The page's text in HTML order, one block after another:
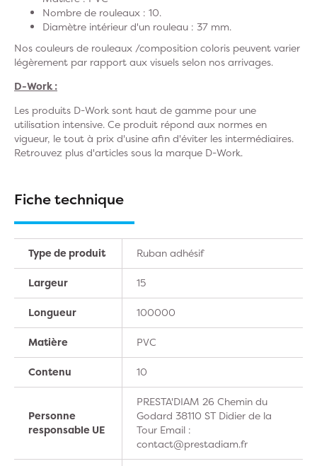
Nombre de rouleaux : 10.
Diamètre intérieur d'un rouleau : 37 mm.
Nos couleurs de rouleaux /composition coloris peuvent varier
légèrement par rapport aux visuels selon nos arrivages.
D-Work :
Les produits D-Work sont haut de gamme pour une
utilisation intensive. Ce produit répond aux normes en
vigueur, le tout à prix d'usine afin d'éviter les intermédiaires.
Retrouvez plus d'articles sous la marque D-Work.
Fiche technique
Type de produit Ruban adhésif
Largeur 15
Longueur 100000
Matière PVC
Contenu 10
Personne
responsable UE
PRESTA'DIAM 26 Chemin du
Godard 38110 ST Didier de la
Tour Email :
contact@prestadiam.fr